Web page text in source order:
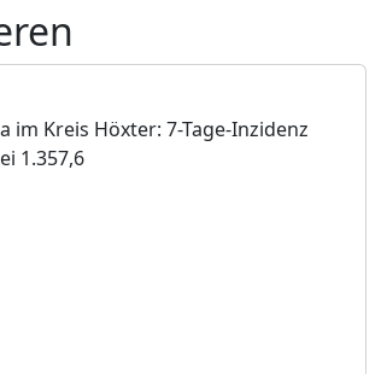
im Kreis Höxter: 7-Tage-Inzidenz
1.357,6